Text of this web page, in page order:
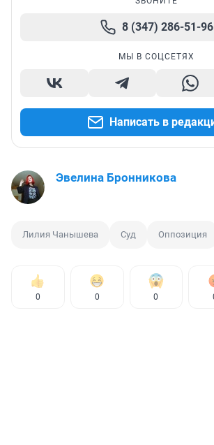
8 (347) 286-51-96
МЫ В СОЦСЕТЯХ
Написать в
Эвелина Бронникова
Лилия Чанышева Суд Оппозиция
0 0 0